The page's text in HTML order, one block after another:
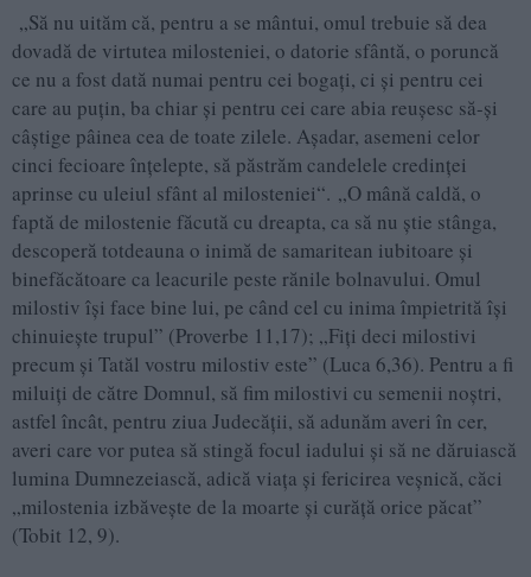
„Să nu uităm că, pentru a se mântui, omul trebuie să dea
dovadă de virtutea milosteniei, o datorie sfântă, o poruncă
ce nu a fost dată numai pentru cei bogaţi, ci şi pentru cei
care au puţin, ba chiar şi pentru cei care abia reuşesc să-şi
câştige pâinea cea de toate zilele. Aşadar, asemeni celor
cinci fecioare înţelepte, să păstrăm candelele credinţei
aprinse cu uleiul sfânt al milosteniei“. „O mână caldă, o
faptă de milostenie făcută cu dreapta, ca să nu ştie stânga,
descoperă totdeauna o inimă de samaritean iubitoare şi
binefăcătoare ca leacurile peste rănile bolnavului. Omul
milostiv îşi face bine lui, pe când cel cu inima împietrită îşi
chinuieşte trupul” (Proverbe 11,17); „Fiţi deci milostivi
precum şi Tatăl vostru milostiv este” (Luca 6,36). Pentru a fi
miluiţi de către Domnul, să fim milostivi cu semenii noştri,
astfel încât, pentru ziua Judecăţii, să adunăm averi în cer,
averi care vor putea să stingă focul iadului şi să ne dăruiască
lumina Dumnezeiască, adică viaţa şi fericirea veşnică, căci
„milostenia izbăveşte de la moarte şi curăţă orice păcat”
(Tobit 12, 9).